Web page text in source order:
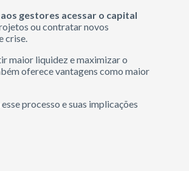
gestores acessar o capital
ou contratar novos
crise.
maior liquidez e maximizar o
oferece vantagens como maior
processo e suas implicações